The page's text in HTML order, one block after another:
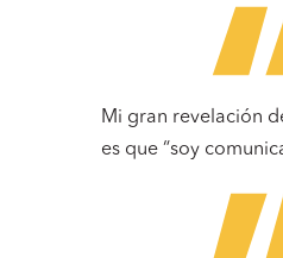
Mi gran revelación
es que “soy